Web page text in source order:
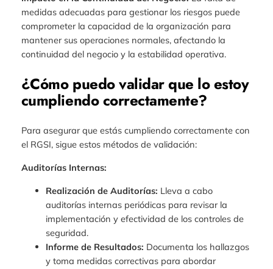
medidas adecuadas para gestionar los riesgos puede
comprometer la capacidad de la organización para
mantener sus operaciones normales, afectando la
continuidad del negocio y la estabilidad operativa.
¿Cómo puedo validar que lo estoy
cumpliendo correctamente?
Para asegurar que estás cumpliendo correctamente con
el RGSI, sigue estos métodos de validación:
Auditorías Internas:
Realización de Auditorías: Lleva a cabo
auditorías internas periódicas para revisar la
implementación y efectividad de los controles de
seguridad.
Informe de Resultados: Documenta los hallazgos
y toma medidas correctivas para abordar